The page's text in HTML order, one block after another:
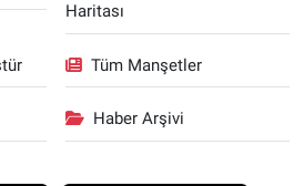
Haritası
Tüm Manşetler
Haber Arşivi